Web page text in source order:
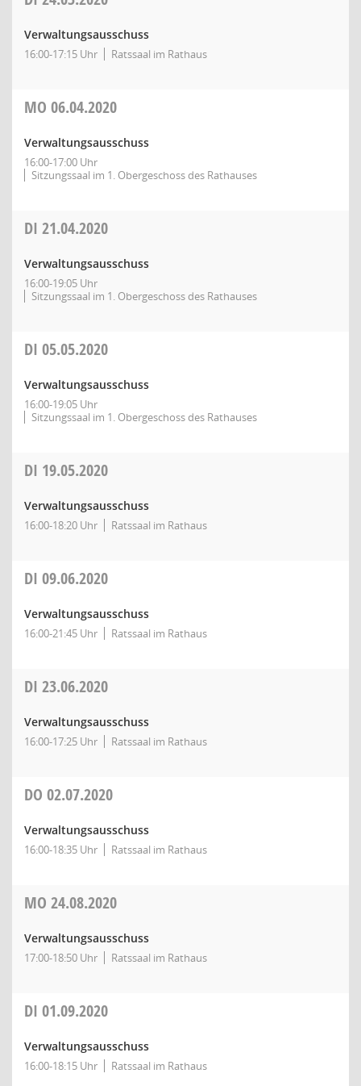
Verwaltungsausschuss
16:00-17:15 Uhr Ratssaal im Rathaus
MO 06.04.2020
Verwaltungsausschuss
16:00-17:00 Uhr
Sitzungssaal im 1. Obergeschoss des Rathauses
DI 21.04.2020
Verwaltungsausschuss
16:00-19:05 Uhr
Sitzungssaal im 1. Obergeschoss des Rathauses
DI 05.05.2020
Verwaltungsausschuss
16:00-19:05 Uhr
Sitzungssaal im 1. Obergeschoss des Rathauses
DI 19.05.2020
Verwaltungsausschuss
16:00-18:20 Uhr Ratssaal im Rathaus
DI 09.06.2020
Verwaltungsausschuss
16:00-21:45 Uhr Ratssaal im Rathaus
DI 23.06.2020
Verwaltungsausschuss
16:00-17:25 Uhr Ratssaal im Rathaus
DO 02.07.2020
Verwaltungsausschuss
16:00-18:35 Uhr Ratssaal im Rathaus
MO 24.08.2020
Verwaltungsausschuss
17:00-18:50 Uhr Ratssaal im Rathaus
DI 01.09.2020
Verwaltungsausschuss
16:00-18:15 Uhr Ratssaal im Rathaus